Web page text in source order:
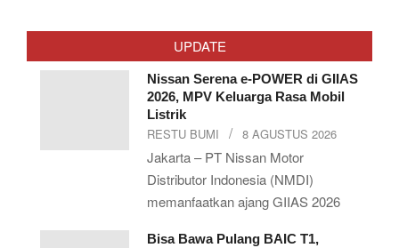
09-
UPDATE
Nissan Serena e-POWER di GIIAS
2026, MPV Keluarga Rasa Mobil
Listrik
RESTU BUMI 8 AGUSTUS 2026
Jakarta – PT Nissan Motor
Distributor Indonesia (NMDI)
memanfaatkan ajang GIIAS 2026
Bisa Bawa Pulang BAIC T1,